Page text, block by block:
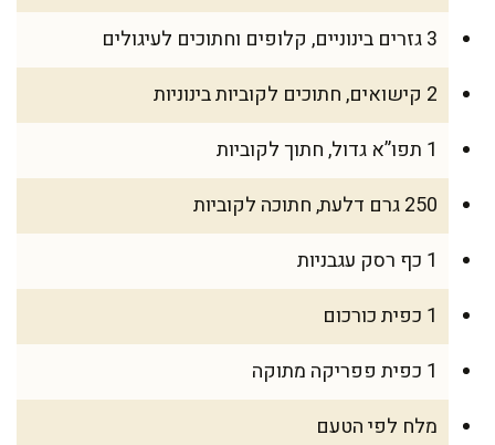
3 גזרים בינוניים, קלופים וחתוכים לעיגולים
2 קישואים, חתוכים לקוביות בינוניות
1 תפו”א גדול, חתוך לקוביות
250 גרם דלעת, חתוכה לקוביות
1 כף רסק עגבניות
1 כפית כורכום
1 כפית פפריקה מתוקה
מלח לפי הטעם